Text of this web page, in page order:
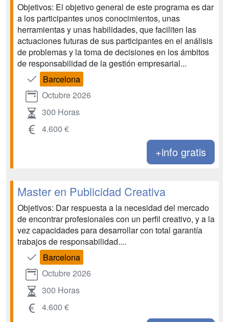
Objetivos: El objetivo general de este programa es dar
a los participantes unos conocimientos, unas
herramientas y unas habilidades, que faciliten las
actuaciones futuras de sus participantes en el análisis
de problemas y la toma de decisiones en los ámbitos
de responsabilidad de la gestión empresarial...
Barcelona
Octubre 2026
300 Horas
4.600 €
+info gratis
Master en Publicidad Creativa
Objetivos: Dar respuesta a la necesidad del mercado
de encontrar profesionales con un perfil creativo, y a la
vez capacidades para desarrollar con total garantía
trabajos de responsabilidad....
Barcelona
Octubre 2026
300 Horas
4.600 €